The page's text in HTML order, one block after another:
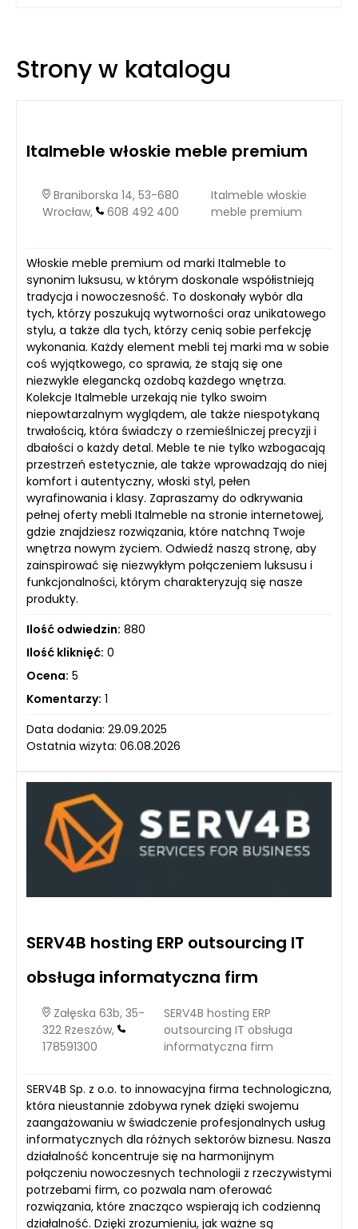
ortodontycznego może prowadzić do poważnych
konsekwencji zdrowotnych.
Strony w katalogu
Italmeble włoskie meble premium
Braniborska 14, 53-680
Wrocław,
608 492 400
Italmeble włoskie
meble premium
Włoskie meble premium od marki Italmeble to
synonim luksusu, w którym doskonale współistnieją
tradycja i nowoczesność. To doskonały wybór dla
tych, którzy poszukują wytworności oraz unikatowego
stylu, a także dla tych, którzy cenią sobie perfekcję
wykonania. Każdy element mebli tej marki ma w sobie
coś wyjątkowego, co sprawia, że stają się one
niezwykle elegancką ozdobą każdego wnętrza.
Kolekcje Italmeble urzekają nie tylko swoim
niepowtarzalnym wyglądem, ale także niespotykaną
trwałością, która świadczy o rzemieślniczej precyzji i
dbałości o każdy detal. Meble te nie tylko wzbogacają
przestrzeń estetycznie, ale także wprowadzają do niej
komfort i autentyczny, włoski styl, pełen
wyrafinowania i klasy. Zapraszamy do odkrywania
pełnej oferty mebli Italmeble na stronie internetowej,
gdzie znajdziesz rozwiązania, które natchną Twoje
wnętrza nowym życiem. Odwiedź naszą stronę, aby
zainspirować się niezwykłym połączeniem luksusu i
funkcjonalności, którym charakteryzują się nasze
produkty.
Ilość odwiedzin: 880
Ilość kliknięć: 0
Ocena: 5
Komentarzy: 1
Data dodania: 29.09.2025
Ostatnia wizyta: 06.08.2026
SERV4B hosting ERP outsourcing IT
obsługa informatyczna firm
Załęska 63b, 35-
322 Rzeszów,
178591300
SERV4B hosting ERP
outsourcing IT obsługa
informatyczna firm
SERV4B Sp. z o.o. to innowacyjna firma technologiczna,
która nieustannie zdobywa rynek dzięki swojemu
zaangażowaniu w świadczenie profesjonalnych usług
informatycznych dla różnych sektorów biznesu. Nasza
działalność koncentruje się na harmonijnym
połączeniu nowoczesnych technologii z rzeczywistymi
potrzebami firm, co pozwala nam oferować
rozwiązania, które znacząco wspierają ich codzienną
działalność. Dzięki zrozumieniu, jak ważne są